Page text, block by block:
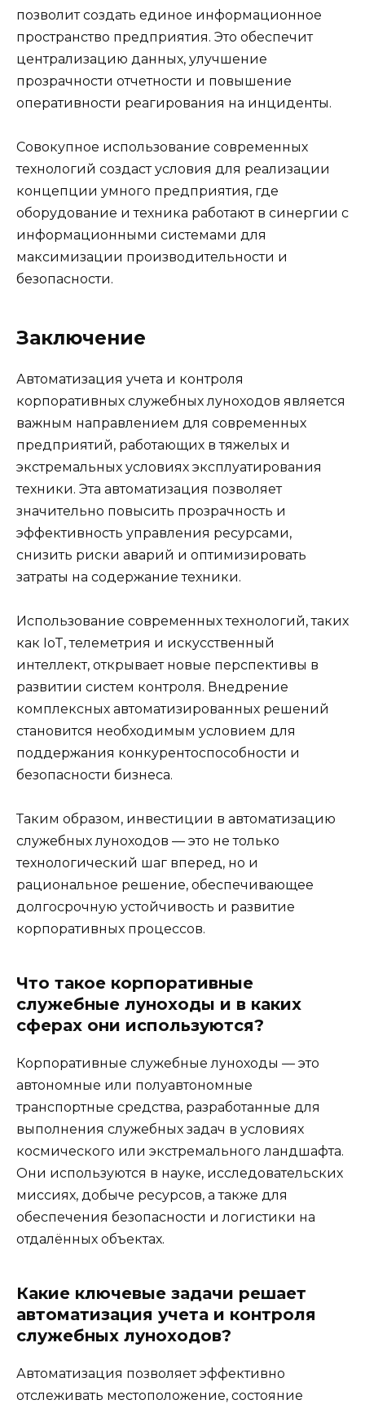
позволит создать единое информационное
пространство предприятия. Это обеспечит
централизацию данных, улучшение
прозрачности отчетности и повышение
оперативности реагирования на инциденты.
Совокупное использование современных
технологий создаст условия для реализации
концепции умного предприятия, где
оборудование и техника работают в синергии с
информационными системами для
максимизации производительности и
безопасности.
Заключение
Автоматизация учета и контроля
корпоративных служебных луноходов является
важным направлением для современных
предприятий, работающих в тяжелых и
экстремальных условиях эксплуатирования
техники. Эта автоматизация позволяет
значительно повысить прозрачность и
эффективность управления ресурсами,
снизить риски аварий и оптимизировать
затраты на содержание техники.
Использование современных технологий, таких
как IoT, телеметрия и искусственный
интеллект, открывает новые перспективы в
развитии систем контроля. Внедрение
комплексных автоматизированных решений
становится необходимым условием для
поддержания конкурентоспособности и
безопасности бизнеса.
Таким образом, инвестиции в автоматизацию
служебных луноходов — это не только
технологический шаг вперед, но и
рациональное решение, обеспечивающее
долгосрочную устойчивость и развитие
корпоративных процессов.
Что такое корпоративные
служебные луноходы и в каких
сферах они используются?
Корпоративные служебные луноходы — это
автономные или полуавтономные
транспортные средства, разработанные для
выполнения служебных задач в условиях
космического или экстремального ландшафта.
Они используются в науке, исследовательских
миссиях, добыче ресурсов, а также для
обеспечения безопасности и логистики на
отдалённых объектах.
Какие ключевые задачи решает
автоматизация учета и контроля
служебных луноходов?
Автоматизация позволяет эффективно
отслеживать местоположение, состояние